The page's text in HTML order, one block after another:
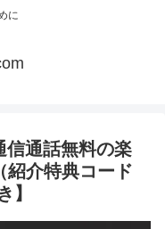
に
通話無料の楽
紹介特典コード
】